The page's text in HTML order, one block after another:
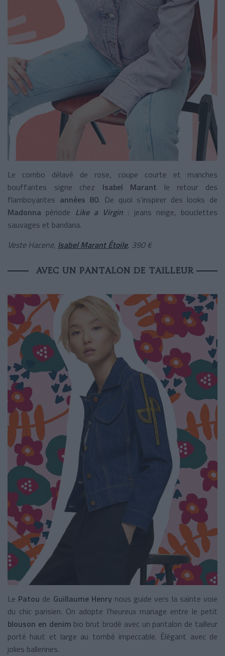
Le combo délavé de rose, coupe courte et manches
bouffantes signe chez Isabel Marant le retour des
flamboyantes années 80. De quoi s’inspirer des looks de
Madonna période Like a Virgin : jeans neige, bouclettes
sauvages et bandana.
Veste Hacene, Isabel Marant Étoile, 390 €
AVEC UN PANTALON DE TAILLEUR
Le Patou de Guillaume Henry nous guide vers la sainte voie
du chic parisien. On adopte l’heureux mariage entre le petit
blouson en denim bio brut brodé avec un pantalon de tailleur
porté haut et large au tombé impeccable. Élégant avec de
jolies ballerines.